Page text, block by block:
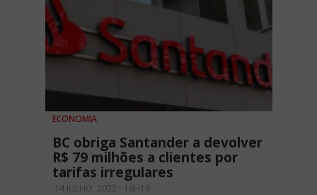
ECONOMIA
BC obriga Santander a devolver
R$ 79 milhões a clientes por
tarifas irregulares
14 JULHO, 2022 - 16H16